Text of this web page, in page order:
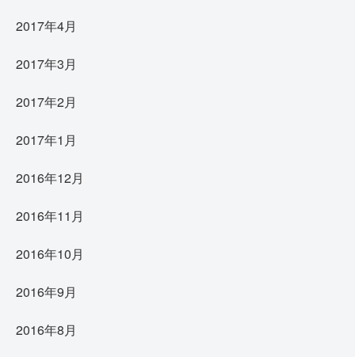
2017年4月
2017年3月
2017年2月
2017年1月
2016年12月
2016年11月
2016年10月
2016年9月
2016年8月